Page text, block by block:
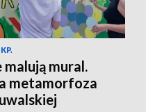
malują mural.
metamorfoza